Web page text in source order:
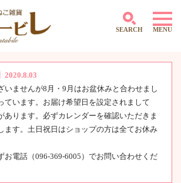
SEARCH MENU
～500円
501円～1,000円
1,001円～2,000円
2,001円～3,000円
4,000円～5,000円
2020.8.03
ませんが8月・9月はお盆休みと合わせまし
ています。お届け希望日を設定されまして
あります。必ずカレンダーを確認いただきま
ます。土日祝日はショップの方は全てお休み
お電話（096-369-6005）でお問い合わせくだ